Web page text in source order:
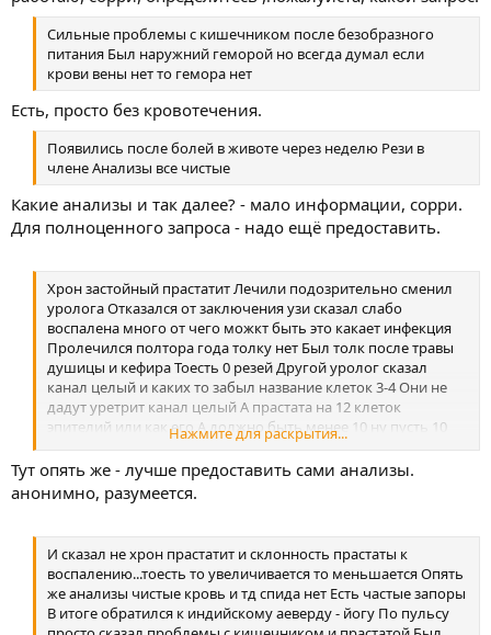
Сильные проблемы с кишечником после безобразного
питания Был наружний геморой но всегда думал если
крови вены нет то гемора нет
Есть, просто без кровотечения.
Появились после болей в животе через неделю Рези в
члене Анализы все чистые
Какие анализы и так далее? - мало информации, сорри.
Для полноценного запроса - надо ещё предоставить.
Хрон застойный прастатит Лечили подозрительно сменил
уролога Отказался от заключения узи сказал слабо
воспалена много от чего можкт быть это какает инфекция
Пролечился полтора года толку нет Был толк после травы
душицы и кефира Тоесть 0 резей Другой уролог сказал
канал целый и каких то забыл название клеток 3-4 Они не
дадут уретрит канал целый А прастата на 12 клеток
эпителий или как его А должно быть менее 10 ну пусть 10
Нажмите для раскрытия...
Тут опять же - лучше предоставить сами анализы.
анонимно, разумеется.
И сказал не хрон прастатит и склонность прастаты к
воспалению...тоесть то увеличивается то меньшается Опять
же анализы чистые кровь и тд спида нет Есть частые запоры
В итоге обратился к индийскому аеверду - йогу По пульсу